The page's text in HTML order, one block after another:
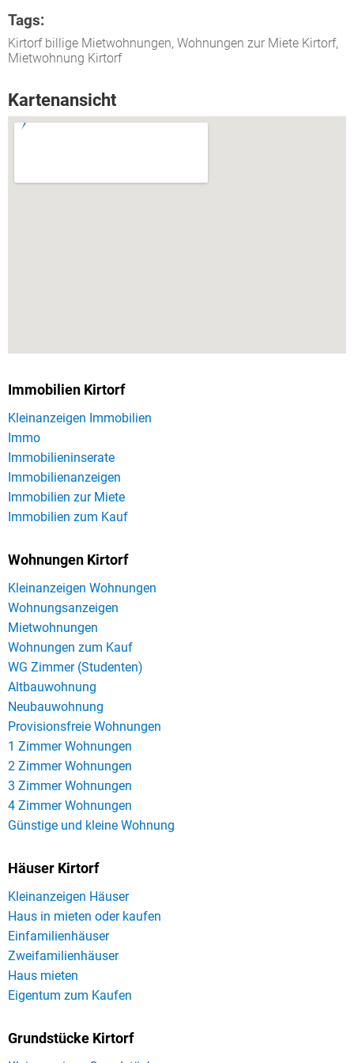
Tags:
Kirtorf billige Mietwohnungen, Wohnungen zur Miete Kirtorf,
Mietwohnung Kirtorf
Kartenansicht
Immobilien Kirtorf
Kleinanzeigen Immobilien
Immo
Immobilieninserate
Immobilienanzeigen
Immobilien zur Miete
Immobilien zum Kauf
Wohnungen Kirtorf
Kleinanzeigen Wohnungen
Wohnungsanzeigen
Mietwohnungen
Wohnungen zum Kauf
WG Zimmer (Studenten)
Altbauwohnung
Neubauwohnung
Provisionsfreie Wohnungen
1 Zimmer Wohnungen
2 Zimmer Wohnungen
3 Zimmer Wohnungen
4 Zimmer Wohnungen
Günstige und kleine Wohnung
Häuser Kirtorf
Kleinanzeigen Häuser
Haus in mieten oder kaufen
Einfamilienhäuser
Zweifamilienhäuser
Haus mieten
Eigentum zum Kaufen
Grundstücke Kirtorf